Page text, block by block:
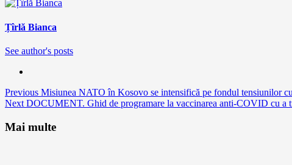
Țîrlă Bianca
See author's posts
Continue
Reading
Previous Misiunea NATO în Kosovo se intensifică pe fondul tensiunilor
Next DOCUMENT. Ghid de programare la vaccinarea anti-COVID cu a
Mai multe